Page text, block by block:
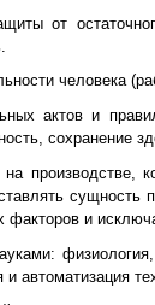
от
человека
актов и
сохранение
производстве,
факторов и
автоматизация